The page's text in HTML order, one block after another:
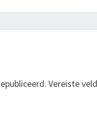
Vereiste